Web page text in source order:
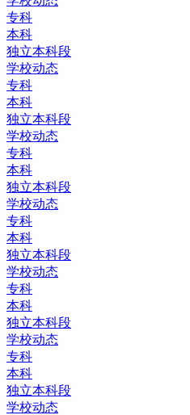
专科
本科
独立本科段
学校动态
专科
本科
独立本科段
学校动态
专科
本科
独立本科段
学校动态
专科
本科
独立本科段
学校动态
专科
本科
独立本科段
学校动态
专科
本科
独立本科段
学校动态